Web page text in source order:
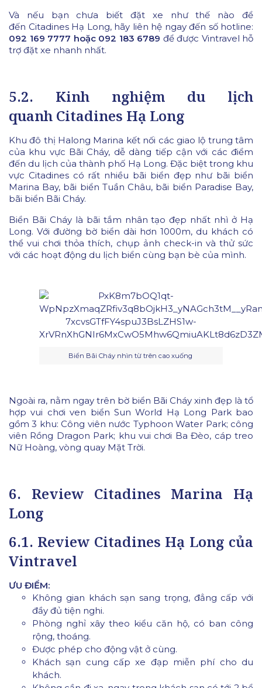
Và nếu bạn chưa biết đặt xe như thế nào để
đến Citadines Hạ Long, hãy liên hệ ngay đến số hotline:
092 169 7777 hoặc 092 183 6789 để được Vintravel hỗ
trợ đặt xe nhanh nhất.
5.2. Kinh nghiệm du lịch
quanh Citadines Hạ Long
Khu đô thị Halong Marina kết nối các giao lộ trung tâm
của khu vực Bãi Cháy, dễ dàng tiếp cận với các điểm
đến du lịch của thành phố Hạ Long. Đặc biệt trong khu
vực Citadines có rất nhiều bãi biển đẹp như bãi biển
Marina Bay, bãi biển Tuần Châu, bãi biển Paradise Bay,
bãi biển Bãi Cháy.
Biển Bãi Cháy là bãi tắm nhân tạo đẹp nhất nhì ở Hạ
Long. Với đường bờ biển dài hơn 1000m, du khách có
thể vui chơi thỏa thích, chụp ảnh check-in và thử sức
với các hoạt động du lịch biển cùng bạn bè của mình.
Biển Bãi Cháy nhìn từ trên cao xuống
Ngoài ra, nằm ngay trên bờ biển Bãi Cháy xinh đẹp là tổ
hợp vui chơi ven biển Sun World Hạ Long Park bao
gồm 3 khu: Công viên nước Typhoon Water Park; công
viên Rồng Dragon Park; khu vui chơi Ba Đèo, cáp treo
Nữ Hoàng, vòng quay Mặt Trời.
6. Review Citadines Marina Hạ
Long
6.1. Review Citadines Hạ Long của
Vintravel
ƯU ĐIỂM:
Không gian khách sạn sang trọng, đẳng cấp với
đầy đủ tiện nghi.
Phòng nghỉ xây theo kiểu căn hộ, có ban công
rộng, thoáng.
Được phép cho động vật ở cùng.
Khách sạn cung cấp xe đạp miễn phí cho du
khách.